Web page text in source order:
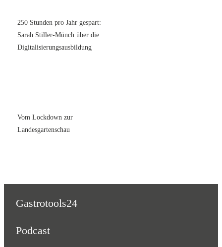
250 Stunden pro Jahr gespart:
Sarah Stiller-Münch über die
Digitalisierungsausbildung
Vom Lockdown zur
Landesgartenschau
Gastrotools24
Podcast